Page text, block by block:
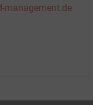
management.de